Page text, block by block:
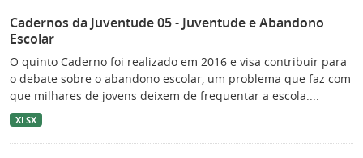
Cadernos da Juventude 05 - Juventude e Abandono
Escolar
O quinto Caderno foi realizado em 2016 e visa contribuir para
o debate sobre o abandono escolar, um problema que faz com
que milhares de jovens deixem de frequentar a escola....
XLSX